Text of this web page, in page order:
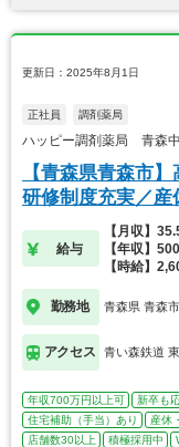
更新日：2025年8月1日
正社員 調剤薬局
ハッピー調剤薬局 青森
【青森県青森市
研修制度充実／
給与
【月収】
【年収】
【時給】
勤務地 青森県 青森市
アクセス 青い森鉄道
年収700万円以上可 新卒も
住宅補助（手当）あり
産休
店舗数30以上
積極採用中